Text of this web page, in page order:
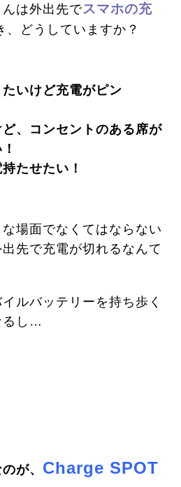
は外出先でスマホの充
、どうしていますか？
いけど充電がピン
、コンセントのある席が
たせたい！
場面でなくてはならない
先で充電が切れるなんて
ルバッテリーを持ち歩く
るし…
が、 Charge SPOT